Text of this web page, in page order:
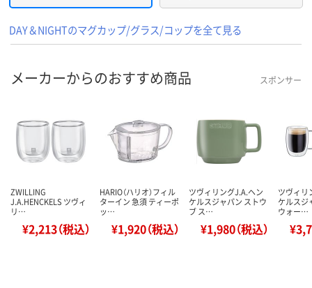
DAY＆NIGHTのマグカップ/グラス/コップを全て見る
メーカーからのおすすめ商品 スポンサー
ZWILLING
J.A.HENCKELS ツヴィ
リ…
¥2,213（税込）
HARIO（ハリオ）フィル
ターイン 急須 ティーポ
ッ…
¥1,920（税込）
ツヴィリングJ.A.ヘン
ケルスジャパン ストウ
ブ ス…
¥1,980（税込）
ツヴィリ
ケルスジ
ウォー…